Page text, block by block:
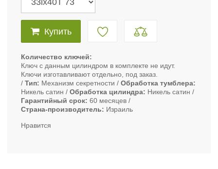
Купить
Количество ключей
Ключ с данным цилиндром в комплекте не идут.
Ключи изготавливают отдельно, под заказ.
Тип
Механизм секретности
Обработка тумблера
Никель сатин
Обработка цилиндра
Никель сатин
Гарантийный срок 60 месяцев
Страна-производитель
Израиль
Нравится